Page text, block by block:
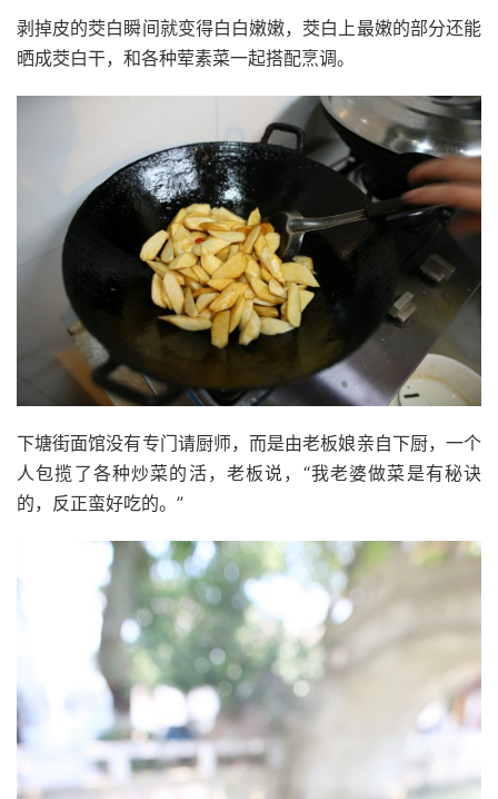
剥掉皮的茭白瞬间就变得白白嫩嫩，茭白上最嫩的部分还能
晒成茭白干，和各种荤素菜一起搭配烹调。
下塘街面馆没有专门请厨师，而是由老板娘亲自下厨，一个
人包揽了各种炒菜的活，老板说，“我老婆做菜是有秘诀
的，反正蛮好吃的。”